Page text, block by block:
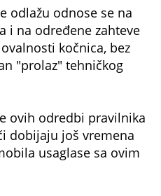
odlažu odnose se na
i na određene zahteve
kočnica, bez
"prolaz" tehničkog
ovih odredbi pravilnika
dobijaju još vremena
usaglase sa ovim